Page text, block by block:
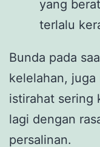
yang
terlalu
Bunda pada
kelelahan, juga
istirahat sering
lagi dengan
persalinan.